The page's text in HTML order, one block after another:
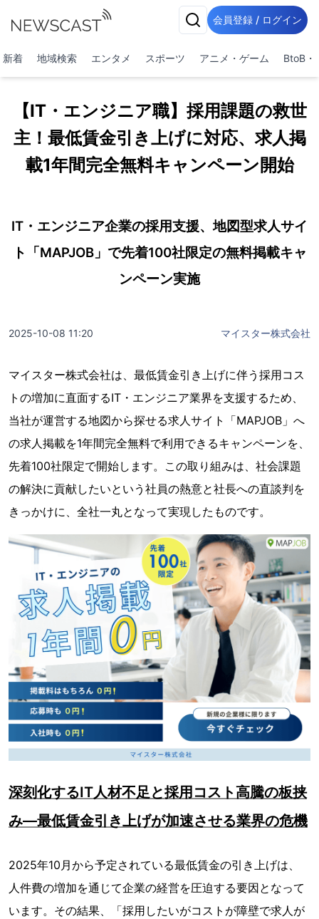
会員登録 / ログイン
新着 地域検索 エンタメ スポーツ アニメ・ゲーム BtoB・
【IT・エンジニア職】採用課題の救世
主！最低賃金引き上げに対応、求人掲
載1年間完全無料キャンペーン開始
IT・エンジニア企業の採用支援、地図型求人サイ
ト「MAPJOB」で先着100社限定の無料掲載キャ
ンペーン実施
2025-10-08 11:20 マイスター株式会社
マイスター株式会社は、最低賃金引き上げに伴う採用コス
トの増加に直面するIT・エンジニア業界を支援するため、
当社が運営する地図から探せる求人サイト「MAPJOB」へ
の求人掲載を1年間完全無料で利用できるキャンペーンを、
先着100社限定で開始します。この取り組みは、社会課題
の解決に貢献したいという社員の熱意と社長への直談判を
きっかけに、全社一丸となって実現したものです。
深刻化するIT人材不足と採用コスト高騰の板挟
み―最低賃金引き上げが加速させる業界の危機
2025年10月から予定されている最低賃金の引き上げは、
人件費の増加を通じて企業の経営を圧迫する要因となって
います。その結果、「採用したいがコストが障壁で求人が